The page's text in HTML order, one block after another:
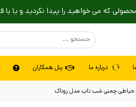
که می خواهید را پیدا نکردید و یا
درباره ما پنل همکاران
حیاطی چمنی شب تاب مدل روناک